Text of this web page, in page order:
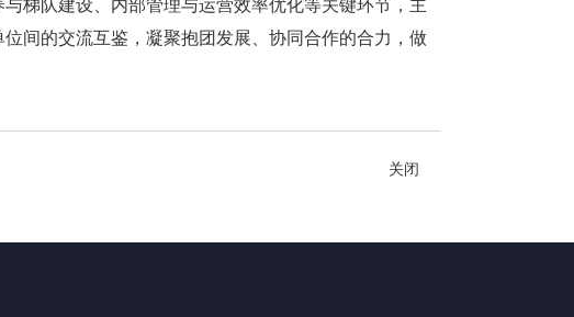
间的交流互鉴，凝聚抱团发展、协同合作的合力，做
关闭